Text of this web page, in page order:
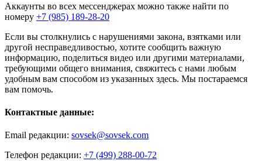
Аккаунты во всех мессенджерах можно также найти по
номеру +7 (985) 189-28-20
Если вы столкнулись с нарушениями закона, взятками или
другой несправедливостью, хотите сообщить важную
информацию, поделиться видео или другими материалами,
требующими общего внимания, свяжитесь с нами любым
удобным вам способом из указанных здесь. Мы постараемся
вам помочь.
Контактные данные:
Email редакции: sovsek@sovsek.com
Телефон редакции: +7 (499) 288-00-72